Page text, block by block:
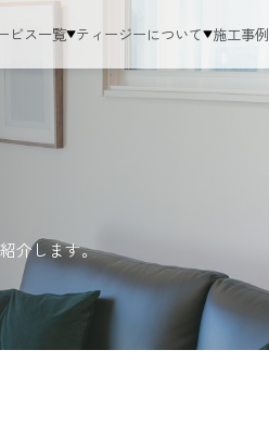
ビス一覧 ティージーについて 施工事例
介します。